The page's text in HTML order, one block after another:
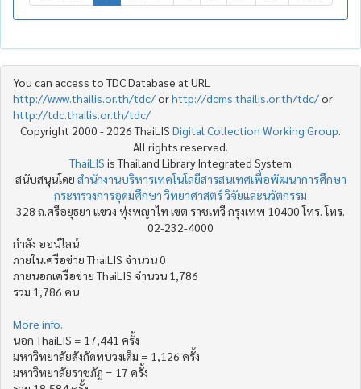
You can access to TDC Database at URL
http://www.thailis.or.th/tdc/orhttp://dcms.thailis.or.th/tdc/or
http://tdc.thailis.or.th/tdc/
Copyright 2000 - 2026 ThaiLIS Digital Collection Working Group
All rights reserved.
ThaiLIS is Thailand Library Integrated System
สนับสนุนโดย สำนักงานบริหารเทคโนโลยีสารสนเทศเพื่อพัฒนาการศึกษา
กระทรวงการอุดมศึกษา วิทยาศาสตร์ วิจัยและนวัตกรรม
328 ถ.ศรีอยุธยา แขวง ทุ่งพญาไท เขต ราชเทวี กรุงเทพ 10400 โทร. โทร.
02-232-4000
กำลัง ออน์ไลน์
ภายในเครือข่าย ThaiLIS จำนวน 0
ภายนอกเครือข่าย ThaiLIS จำนวน 1,786
รวม 1,786 คน
More info..
นอก ThaiLIS = 17,441 ครั้ง
มหาวิทยาลัยสังกัดทบวงเดิม = 1,126 ครั้ง
มหาวิทยาลัยราชภัฏ = 17 ครั้ง